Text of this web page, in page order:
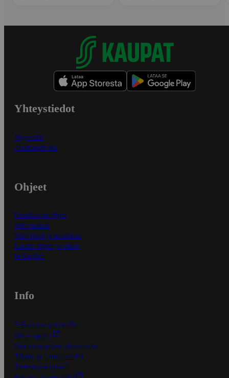
Yhteystiedot
Myymälät
Asiakaspalvelu
Ohjeet
Ensitilaajan ohjeet
Näin maksat
Näin tilaat ja muokkaat
Kaikki ohjeet ja vinkit
In English
Info
S-Business yrityksille
Oiva-raportit
Osuuskauppojen yhteystiedot
Tilaus- ja toimitusehdot
Tietosuojakäytäntö